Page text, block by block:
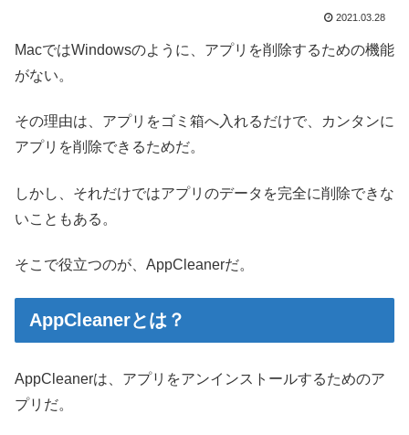
2021.03.28
MacではWindowsのように、アプリを削除するための機能
がない。
その理由は、アプリをゴミ箱へ入れるだけで、カンタンに
アプリを削除できるためだ。
しかし、それだけではアプリのデータを完全に削除できな
いこともある。
そこで役立つのが、AppCleanerだ。
AppCleanerとは？
AppCleanerは、アプリをアンインストールするためのア
プリだ。